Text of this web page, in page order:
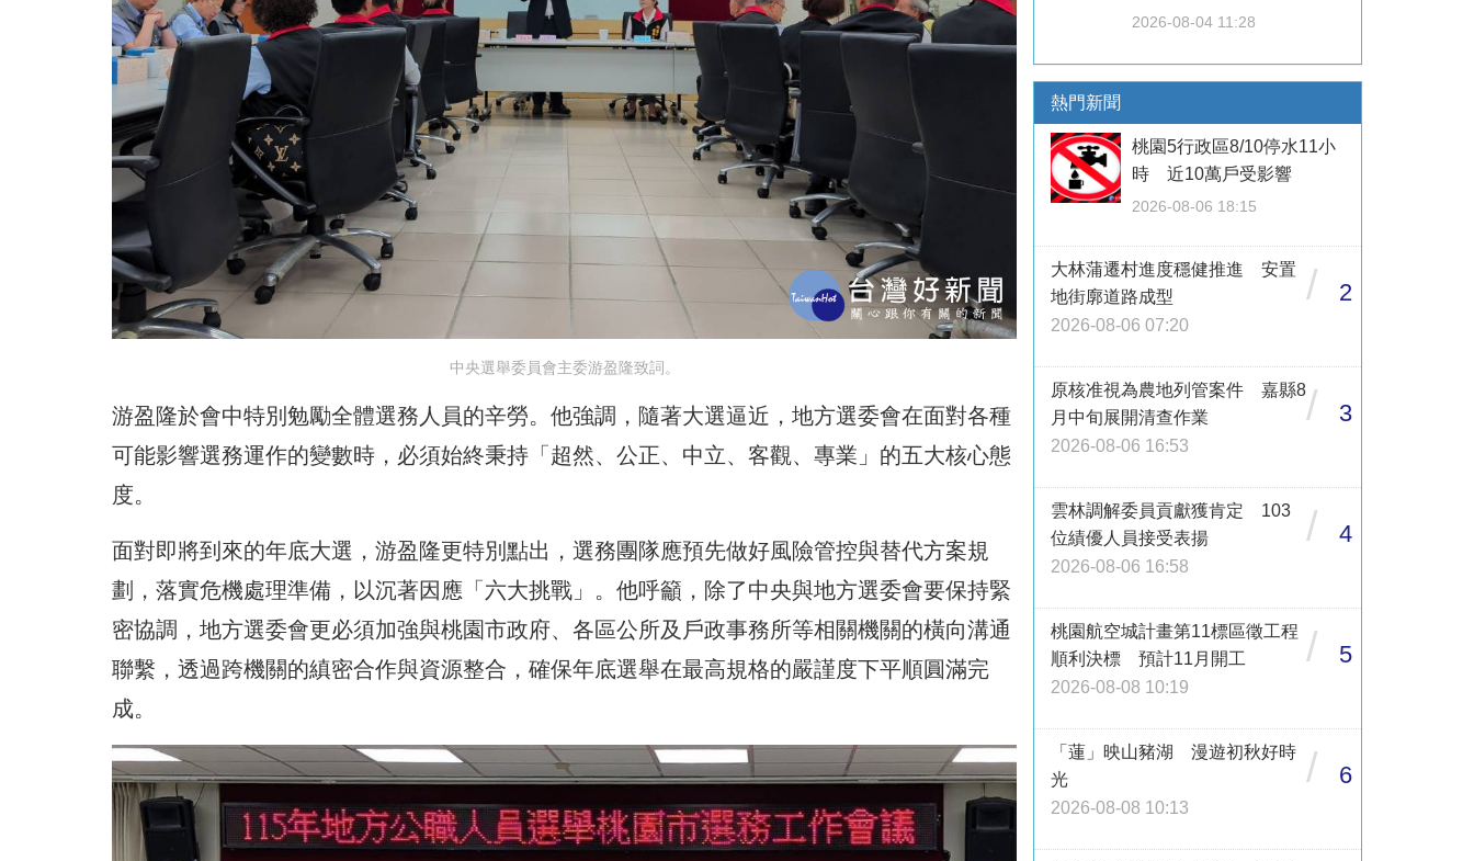
中央選舉委員會主委游盈隆致詞。
游盈隆於會中特別勉勵全體選務人員的辛勞。他強調，隨著大選逼近，地方選委會在面對各種
可能影響選務運作的變數時，必須始終秉持「超然、公正、中立、客觀、專業」的五大核心態
度。
面對即將到來的年底大選，游盈隆更特別點出，選務團隊應預先做好風險管控與替代方案規
劃，落實危機處理準備，以沉著因應「六大挑戰」。他呼籲，除了中央與地方選委會要保持緊
密協調，地方選委會更必須加強與桃園市政府、各區公所及戶政事務所等相關機關的橫向溝通
聯繫，透過跨機關的縝密合作與資源整合，確保年底選舉在最高規格的嚴謹度下平順圓滿完
成。
2026-08-04 11:28
熱門新聞
桃園5行政區8/10停水11小
時 近10萬戶受影響
2026-08-06 18:15
大林蒲遷村進度穩健推進 安置
地街廓道路成型
2026-08-06 07:20
/ 2
原核准視為農地列管案件 嘉縣8
月中旬展開清查作業
2026-08-06 16:53
/ 3
雲林調解委員貢獻獲肯定 103
位績優人員接受表揚
2026-08-06 16:58
/ 4
桃園航空城計畫第11標區徵工程
順利決標 預計11月開工
2026-08-08 10:19
/ 5
「蓮」映山豬湖 漫遊初秋好時
光
2026-08-08 10:13
/ 6